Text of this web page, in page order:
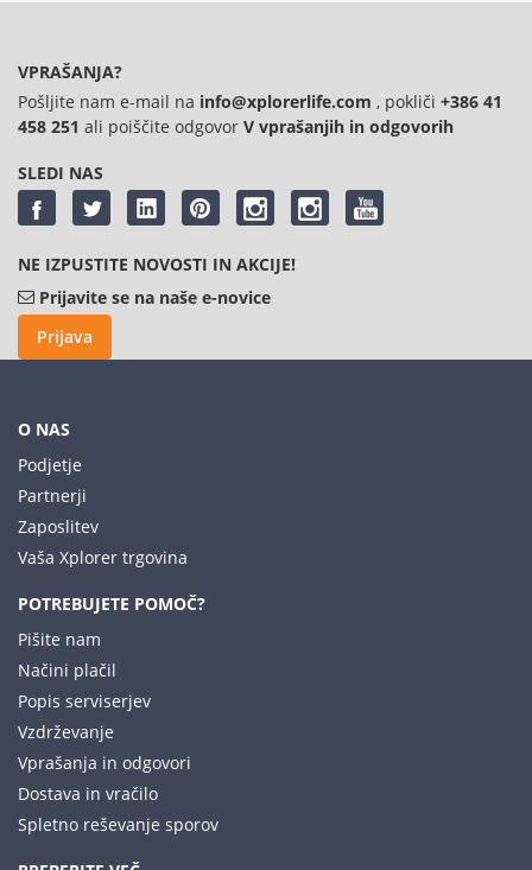
VPRAŠANJA?
Pošljite nam e-mail na info@xplorerlife.com , pokliči +386 41
458 251 ali poiščite odgovor V vprašanjih in odgovorih
SLEDI NAS
NE IZPUSTITE NOVOSTI IN AKCIJE!
Prijavite se na naše e-novice
Prijava
O NAS
Podjetje
Partnerji
Zaposlitev
Vaša Xplorer trgovina
POTREBUJETE POMOČ?
Pišite nam
Načini plačil
Popis serviserjev
Vzdrževanje
Vprašanja in odgovori
Dostava in vračilo
Spletno reševanje sporov